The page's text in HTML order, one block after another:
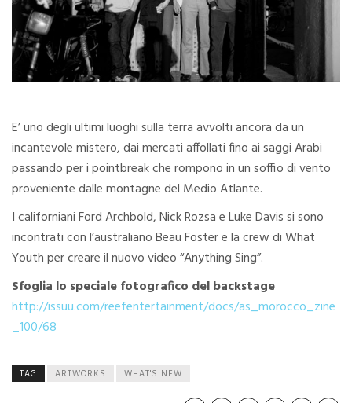
E’ uno degli ultimi luoghi sulla terra avvolti ancora da un
incantevole mistero, dai mercati affollati fino ai saggi Arabi
passando per i pointbreak che rompono in un soffio di vento
proveniente dalle montagne del Medio Atlante.
I californiani Ford Archbold, Nick Rozsa e Luke Davis si sono
incontrati con l’australiano Beau Foster e la crew di What
Youth per creare il nuovo video “Anything Sing”.
Sfoglia lo speciale fotografico del backstage
http://issuu.com/reefentertainment/docs/as_morocco_zine
_100/68
TAG ARTWORKS WHAT'S NEW